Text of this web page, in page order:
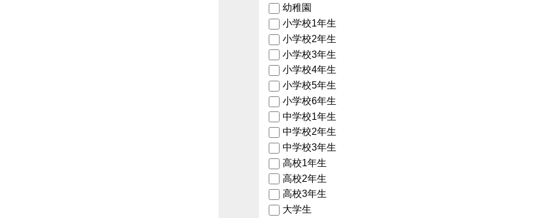
幼稚園
小学校1年生
小学校2年生
小学校3年生
小学校4年生
小学校5年生
小学校6年生
中学校1年生
中学校2年生
中学校3年生
高校1年生
高校2年生
高校3年生
大学生